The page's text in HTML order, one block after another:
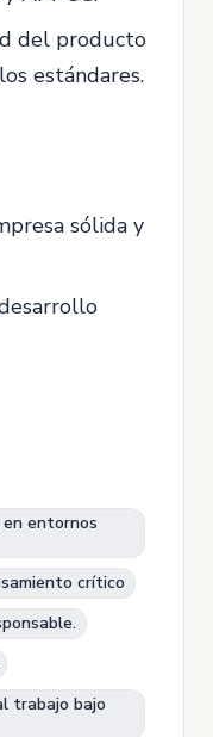
del producto
estándares.
sólida y
entornos
crítico
trabajo bajo